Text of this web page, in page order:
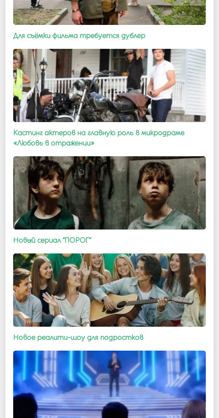
Для съёмки фильма требуется дублер
Кастинг актеров на главную роль в микродраме
«Любовь в отражении»
Новый сериал “ПОРОГ”
Новое реалити-шоу для подростков